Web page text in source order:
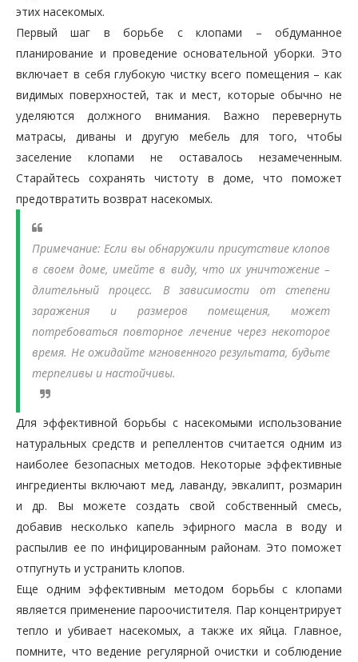
этих насекомых.
Первый шаг в борьбе с клопами – обдуманное
планирование и проведение основательной уборки. Это
включает в себя глубокую чистку всего помещения – как
видимых поверхностей, так и мест, которые обычно не
уделяются должного внимания. Важно перевернуть
матрасы, диваны и другую мебель для того, чтобы
заселение клопами не оставалось незамеченным.
Старайтесь сохранять чистоту в доме, что поможет
предотвратить возврат насекомых.
Примечание: Если вы обнаружили присутствие клопов
в своем доме, имейте в виду, что их уничтожение –
длительный процесс. В зависимости от степени
заражения и размеров помещения, может
потребоваться повторное лечение через некоторое
время. Не ожидайте мгновенного результата, будьте
терпеливы и настойчивы.
Для эффективной борьбы с насекомыми использование
натуральных средств и репеллентов считается одним из
наиболее безопасных методов. Некоторые эффективные
ингредиенты включают мед, лаванду, эвкалипт, розмарин
и др. Вы можете создать свой собственный смесь,
добавив несколько капель эфирного масла в воду и
распылив ее по инфицированным районам. Это поможет
отпугнуть и устранить клопов.
Еще одним эффективным методом борьбы с клопами
является применение пароочистителя. Пар концентрирует
тепло и убивает насекомых, а также их яйца. Главное,
помните, что ведение регулярной очистки и соблюдение